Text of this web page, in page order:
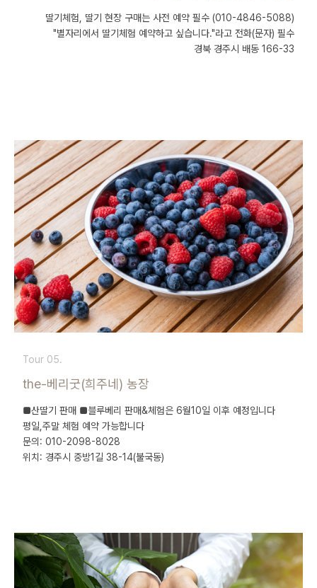
딸기체험, 딸기 현장 구매는 사전 예약 필수 (010-4846-5088)
"별자리에서 딸기체험 예약하고 싶습니다."라고 전화(문자) 필수
경북 경주시 배동 166-33
Tour 05.
the-베리굿(희주네) 농장
■산딸기 판매 ■블루베리 판매&체험은 6월10일 이후 예정입니다
평일,주말 체험 예약 가능합니다
문의: 010-2098-8028
위치: 경주시 중방1길 38-14(불국동)